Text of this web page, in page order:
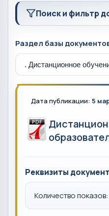
Поиск и фильтр
Раздел базы
Дата публикации: 5
Реквизиты
Количество показов: